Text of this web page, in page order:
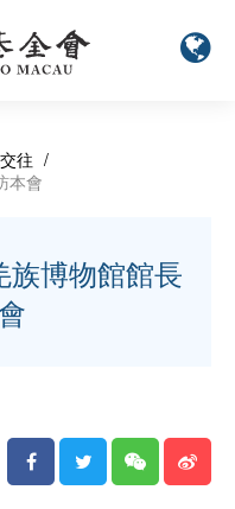
往 /
本會
博物館館長